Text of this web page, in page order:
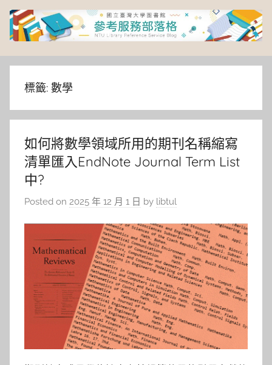
Skip
content
臺
灣
大
學
圖
書
標籤: 數學
如何將數學領域所用的期刊名稱縮寫
清單匯入EndNote Journal Term List
中?
Posted on 2025 年 12 月 1 日 by libtul